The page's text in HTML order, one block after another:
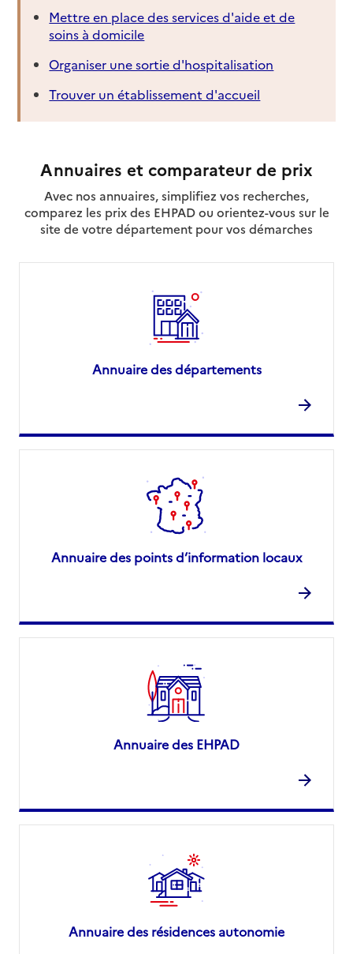
Mettre en place des services d'aide et de
soins à domicile
Organiser une sortie d'hospitalisation
Trouver un établissement d'accueil
Annuaires et comparateur de prix
Avec nos annuaires, simplifiez vos recherches,
comparez les prix des EHPAD ou orientez-vous sur le
site de votre département pour vos démarches
Annuaire des départements
Annuaire des points d’information locaux
Annuaire des EHPAD
Annuaire des résidences autonomie